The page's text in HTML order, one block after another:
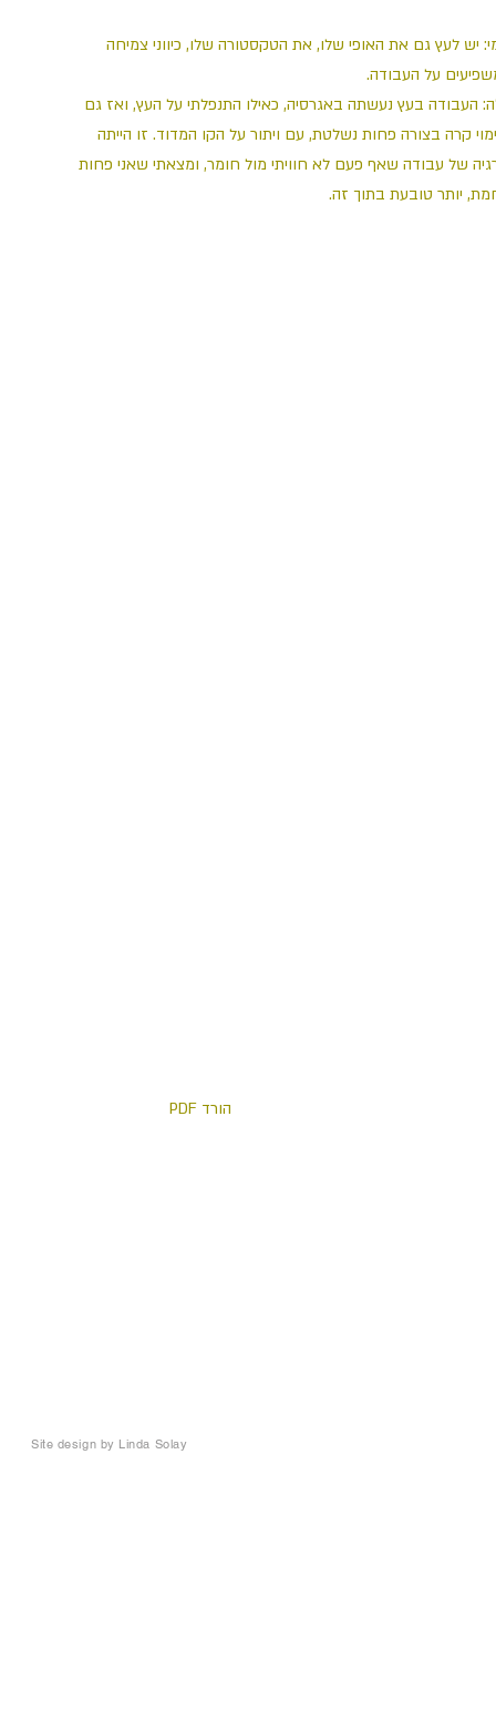
יש לעץ גם את האופי שלו, את הטקסטורה שלו, כיווני צמיחה
על העבודה.
העבודה בעץ נעשתה באגרסיה, כאילו התנפלתי על העץ, ואז גם
קרה בצורה פחות נשלטת, עם ויתור על הקו המדוד. זו הייתה
של עבודה שאף פעם לא חוויתי מול חומר, ומצאתי שאני פחות
יותר טובעת בתוך זה.
הורד PDF
Site design by Linda Solay